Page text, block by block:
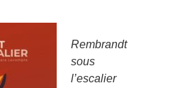
Rembrandt
sous
l’escalier